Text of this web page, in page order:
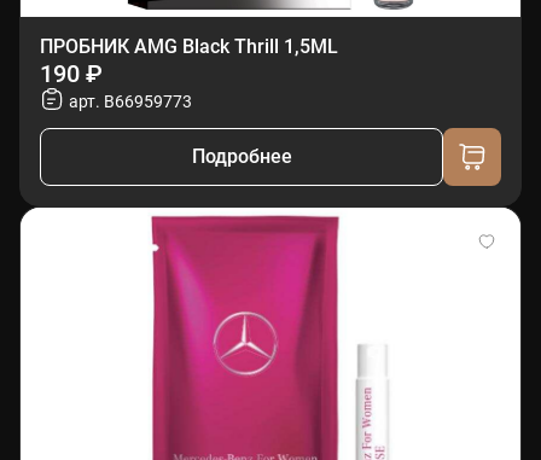
ПРОБНИК AMG Black Thrill 1,5ML
190 ₽
арт. B66959773
Подробнее